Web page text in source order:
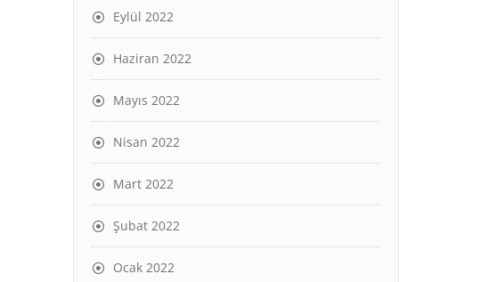
Eylül 2022
Haziran 2022
Mayıs 2022
Nisan 2022
Mart 2022
Şubat 2022
Ocak 2022